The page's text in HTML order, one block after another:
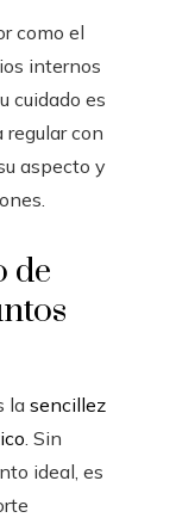
como el
internos
cuidado es
con
aspecto y
de
la sencillez
. Sin
ideal, es